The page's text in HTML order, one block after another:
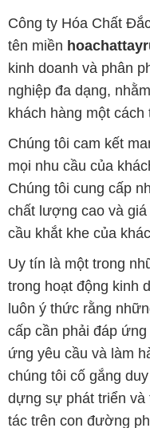
luôn ý thức rằng
cấp cần phải đáp
ứng yêu cầu và làm
chúng tôi cố gắng
dựng sự phát triển
tác trên con đường
Công ty Hóa Chất
ứng đa dạng các nhu
tất cả các ngành
Chí Minh. Sứ mệnh
phân phối những sản
chất lượng và có giá
Chúng tôi tự hào có
nghiệm và am hiểu
của chúng tôi luôn
hàng một cách
yêu cầu và giải pháp
Để biết thêm thông